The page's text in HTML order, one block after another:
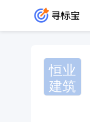
恒业
建筑